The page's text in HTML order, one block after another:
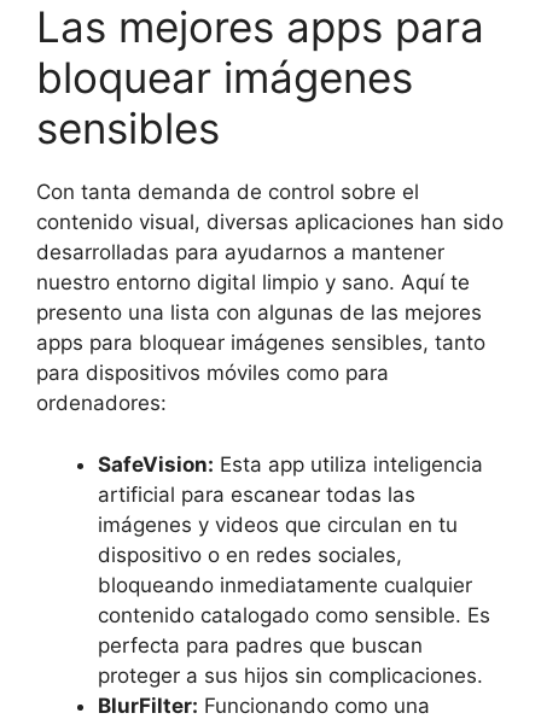
Las mejores apps para
bloquear imágenes
sensibles
Con tanta demanda de control sobre el
contenido visual, diversas aplicaciones han sido
desarrolladas para ayudarnos a mantener
nuestro entorno digital limpio y sano. Aquí te
presento una lista con algunas de las mejores
apps para bloquear imágenes sensibles, tanto
para dispositivos móviles como para
ordenadores:
SafeVision: Esta app utiliza inteligencia
artificial para escanear todas las
imágenes y videos que circulan en tu
dispositivo o en redes sociales,
bloqueando inmediatamente cualquier
contenido catalogado como sensible. Es
perfecta para padres que buscan
proteger a sus hijos sin complicaciones.
BlurFilter: Funcionando como una